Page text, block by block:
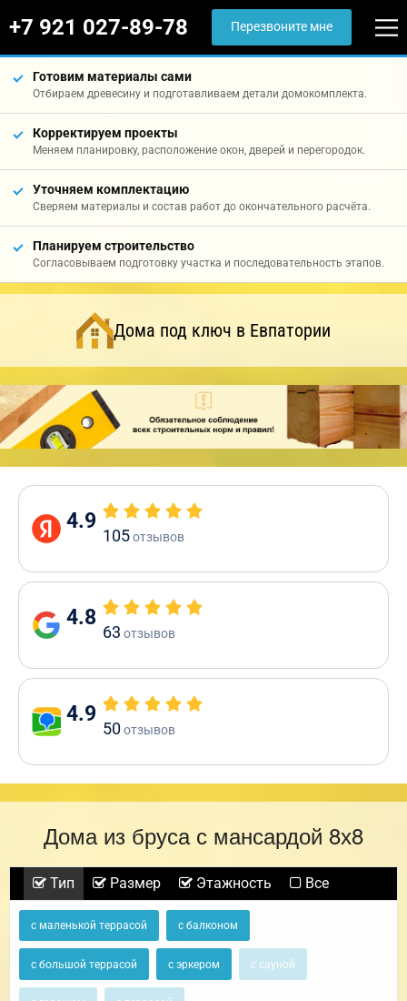
+7 921 027-89-78 Перезвоните мне
Готовим материалы сами
Отбираем древесину и подготавливаем детали домокомплекта.
Корректируем проекты
Меняем планировку, расположение окон, дверей и перегородок.
Уточняем комплектацию
Сверяем материалы и состав работ до окончательного расчёта.
Планируем строительство
Согласовываем подготовку участка и последовательность этапов.
Дома под ключ в Евпатории
4.9
105отзывов
4.8
63 отзывов
4.9
50отзывов
Дома из бруса с мансардой 8х8
Тип Размер Этажность Все
с маленькой террасой с балконом
с большой террасой с эркером с сауной